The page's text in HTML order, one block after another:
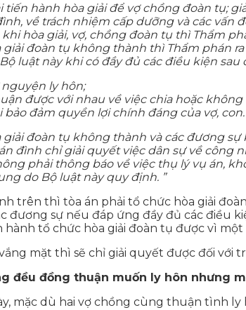
tiến hành hòa giải để vợ chồng đoàn tụ;
về trách nhiệm cấp dưỡng và các vấn
hòa giải, vợ, chồng đoàn tụ thì Thẩm
giải đoàn tụ không thành thì Thẩm phán
luật này khi có đầy đủ các điều kiện sau
ly hôn;
được với nhau về việc chia hoặc
bảo đảm quyền lợi chính đáng của vợ, con.
giải đoàn tụ không thành và các đương
đình chỉ giải quyết việc dân sự về công
phải thông báo về việc thụ lý vụ án,
do Bộ luật này quy định. ”
trên thì tòa án phải tổ chức hòa giải
đương sự nếu đáp ứng đầy đủ các điều
tổ chức hòa giải đoàn tụ được vì
mặt thì sẽ chỉ giải quyết được đối
đều đồng thuận muốn ly hôn nhưng
mặc dù hai vợ chồng cùng thuận tình